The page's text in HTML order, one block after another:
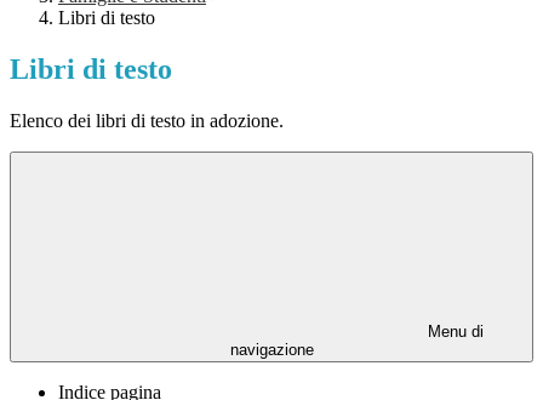
Libri di testo
Libri di testo
Elenco dei libri di testo in adozione.
Menu di
navigazione
Indice pagina